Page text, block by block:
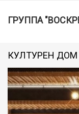
ГРУППА
КУЛТУРЕН